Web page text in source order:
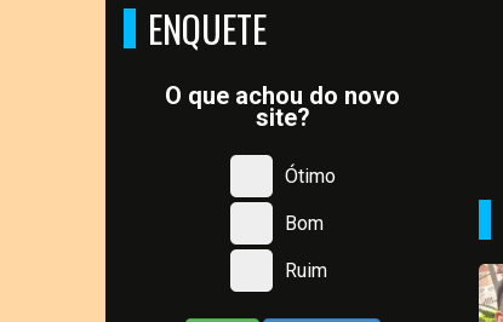
ENQUETE
O que achou do novo
site?
Ótimo
Bom
Ruim